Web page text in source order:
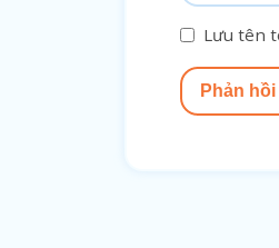
Lưu tên
Phản hồi